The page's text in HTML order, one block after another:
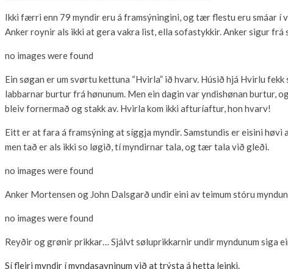
Ikki færri enn 79 myndir eru á framsýningini, og tær flestu eru smáar í
Anker roynir als ikki at gera vakra list, ella sofastykkir. Anker sigur frá
no images were found
Ein søgan er um svørtu kettuna “Hvirla” ið hvarv. Húsið hjá Hvirlu
labbarnar burtur frá hønunum. Men ein dagin var yndishønan burtur,
bleiv fornermað og stakk av. Hvirla kom ikki afturíaftur, hon hvarv!
Eitt er at fara á framsýning at síggja myndir. Samstundis er eisini
men tað er als ikki so løgið, tí myndirnar tala, og tær tala við gleði.
no images were found
Anker Mortensen og John Dalsgarð undir eini av teimum stóru
no images were found
Reyðir og grønir prikkar… Sjálvt søluprikkarnir undir myndunum siga
Sí fleiri myndir í myndasavninum við at trýsta á hetta leinki.